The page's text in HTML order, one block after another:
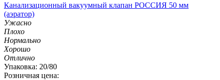
Канализационный вакуумный клапан РОССИЯ 50 мм
(аэратор)
Ужасно
Плохо
Нормально
Хорошо
Отлично
Упаковка: 20/80
Розничная цена: